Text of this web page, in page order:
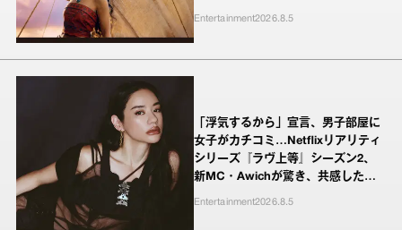
Entertainment2026.8.5
「浮気するから」宣言、男子部屋に
女子がカチコミ…Netflixリアリティ
シリーズ『ラヴ上等』シーズン2、
新MC・Awichが驚き、共感したヤ
Entertainment2026.8.5